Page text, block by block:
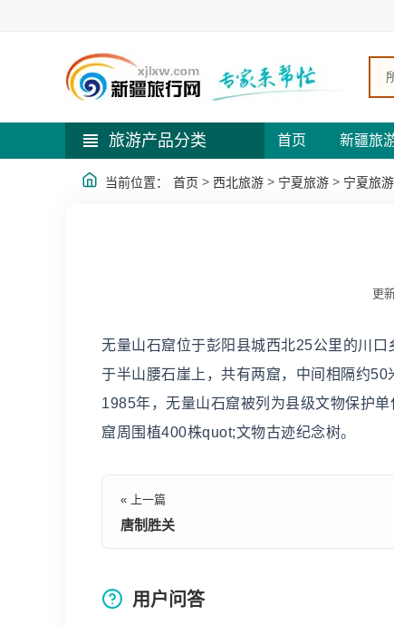
旅游产品分类 首页 新疆旅
当前位置： 首页 > 西北旅游 > 宁夏旅游 > 宁夏旅
更
无量山石窟位于彭阳县城西北25公里的川
于半山腰石崖上，共有两窟，中间相隔约
1985年，无量山石窟被列为县级文物保护
窟周围植400株quot;文物古迹纪念树。
« 上一篇
唐制胜关
用户问答